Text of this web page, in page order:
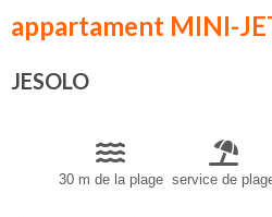
appartament MINI-
JESOLO
30 m de la plage service de